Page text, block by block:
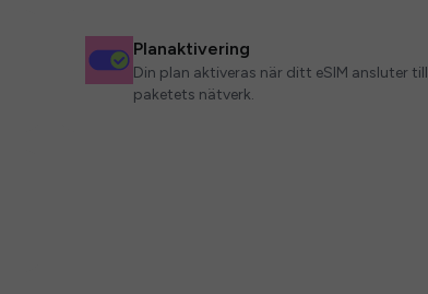
Planaktivering
Din plan aktiveras när ditt eSIM ansluter till
paketets nätverk.